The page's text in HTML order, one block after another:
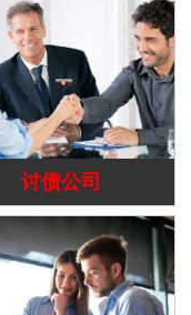
讨债公司